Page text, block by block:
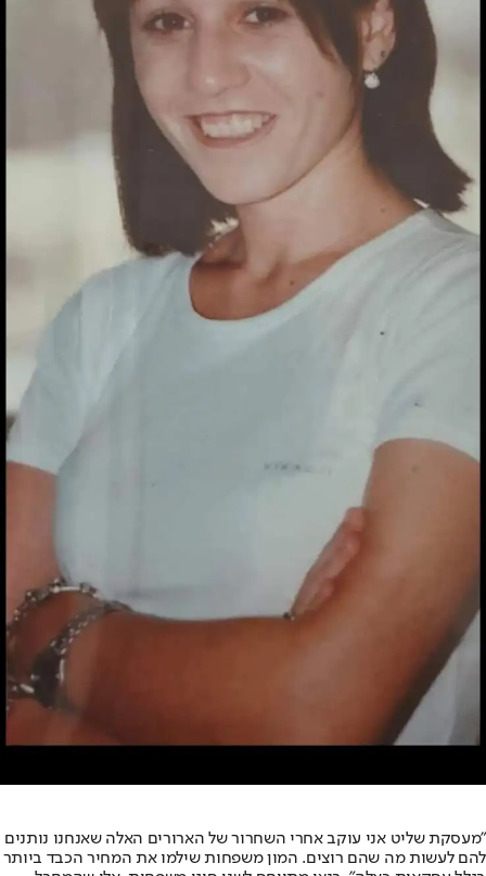
"מעסקת שליט אני עוקב אחרי השחרור של הארורים האלה שאנחנו נותנים
להם לעשות מה שהם רוצים. המון משפחות שילמו את המחיר הכבד ביותר